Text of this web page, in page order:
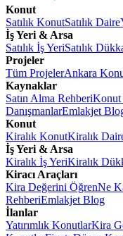
Konut
Satılık KonutSatılık Daire
İş Yeri & Arsa
Satılık İş YeriSatılık
Projeler
Tüm ProjelerAnkara
Kaynaklar
Satın Alma RehberiKonut
DanışmanlarEmlakjet
Konut
Kiralık KonutKiralık
İş Yeri & Arsa
Kiralık İş YeriKiralık
Kiracı Araçları
Kira Değerini ÖğrenNe
RehberiEmlakjet Blog
İlanlar
Yatırımlık KonutlarKira